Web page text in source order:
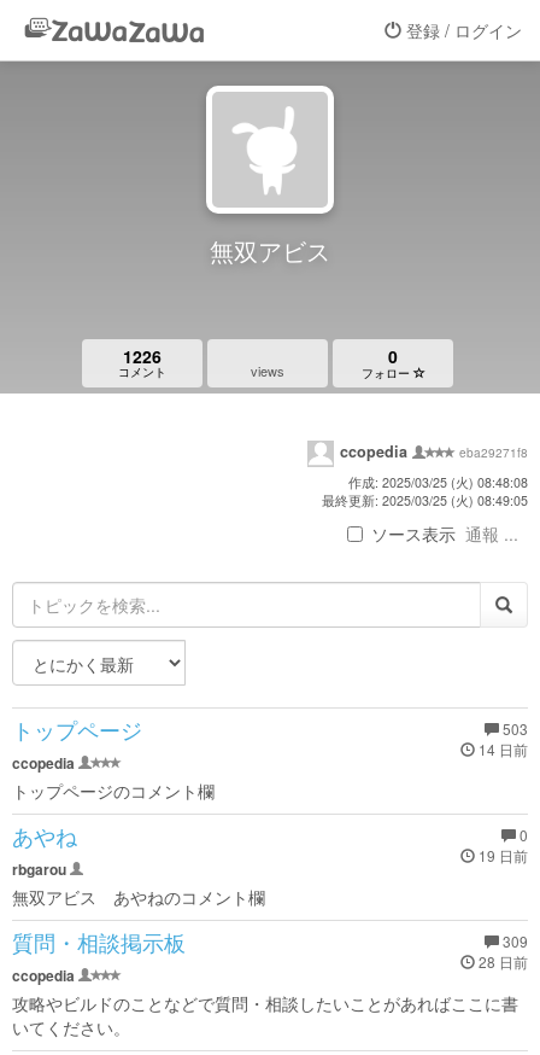
登録 / ログイン
無双アビス
1226
コメント views
0
フォロー
ccopedia
eba29271f8
作成: 2025/03/25 (火) 08:48:08
最終更新: 2025/03/25 (火) 08:49:05
ソース表示 通報 ...
503
14 日前
トップページ
ccopedia
トップページのコメント欄
0
19 日前
あやね
rbgarou
無双アビス あやねのコメント欄
309
28 日前
質問・相談掲示板
ccopedia
攻略やビルドのことなどで質問・相談したいことがあればここに書
いてください。